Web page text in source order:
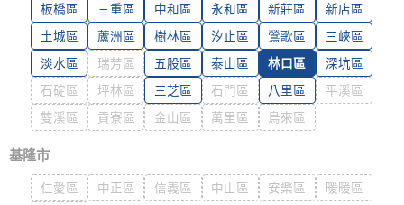
板橋區 三重區 中和區 永和區 新莊區
新店區
土城區
蘆洲區 樹林區 汐止區 鶯歌區
三峽區
淡水區
瑞芳區 五股區 泰山區 林口區
深坑區
石碇區
坪林區 三芝區 石門區 八里區
平溪區
雙溪區
貢寮區 金山區 萬里區 烏來區
基隆市
仁愛區 中正區 信義區 中山區 安樂區
暖暖區